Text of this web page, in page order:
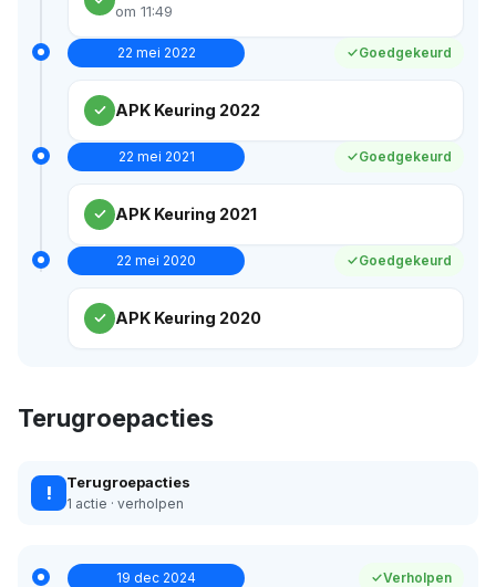
om 11:49
22 mei 2022 Goedgekeurd
APK Keuring 2022
22 mei 2021 Goedgekeurd
APK Keuring 2021
22 mei 2020 Goedgekeurd
APK Keuring 2020
Terugroepacties
! Terugroepacties
1 actie · verholpen
19 dec 2024 Verholpen